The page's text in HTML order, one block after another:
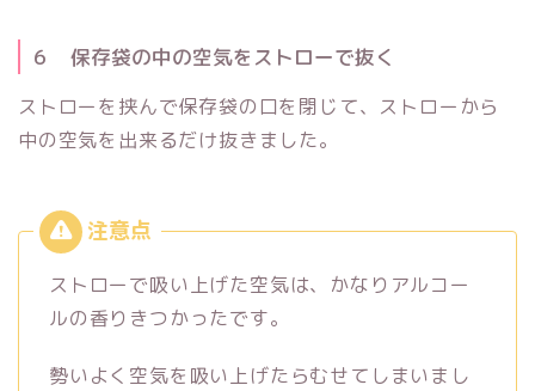
６ 保存袋の中の空気をストローで抜く
ストローを挟んで保存袋の口を閉じて、ストローから
中の空気を出来るだけ抜きました。
ストローで吸い上げた空気は、かなりアルコー
ルの香りきつかったです。
勢いよく空気を吸い上げたらむせてしまいまし